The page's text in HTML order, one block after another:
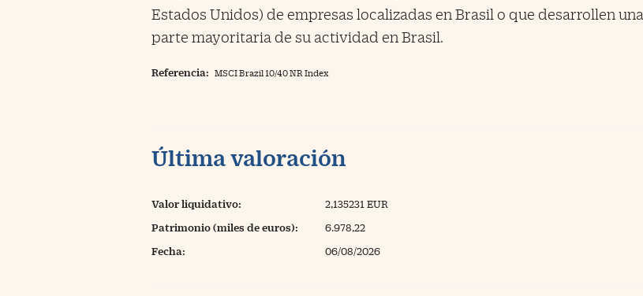
Estados Unidos) de empresas localizadas en Brasil o que desarrollen una
parte mayoritaria de su actividad en Brasil.
Referencia: MSCI Brazil 10/40 NR Index
Última valoración
Valor liquidativo: 2,135231 EUR
Patrimonio (miles de euros): 6.978,22
Fecha: 06/08/2026